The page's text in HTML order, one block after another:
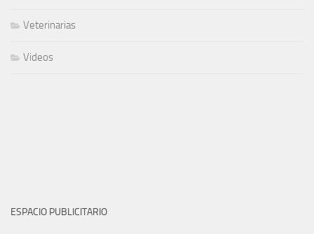
Veterinarias
Videos
ESPACIO PUBLICITARIO